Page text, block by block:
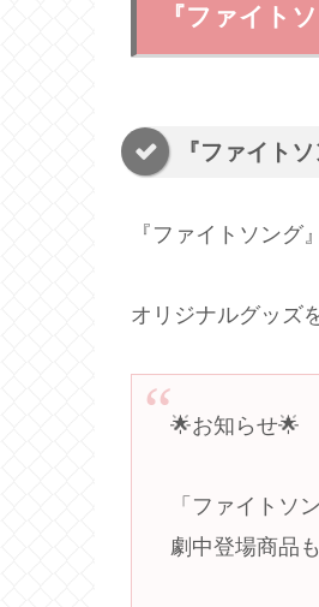
『ファイト
『ファイト
『ファイトソング
オリジナルグッズ
🌟お知らせ🌟
「ファイトソ
劇中登場商品